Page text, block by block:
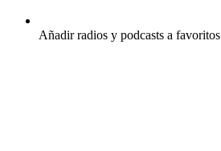
Añadir radios y podcasts a favoritos